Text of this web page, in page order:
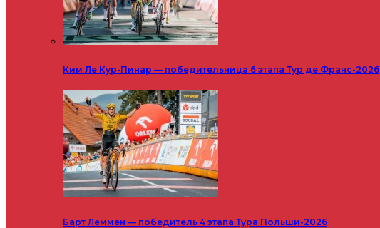
Ким Ле Кур-Пинар — победительница 6 этапа Тур де Франс-2026
Барт Леммен — победитель 4 этапа Тура Польши-2026